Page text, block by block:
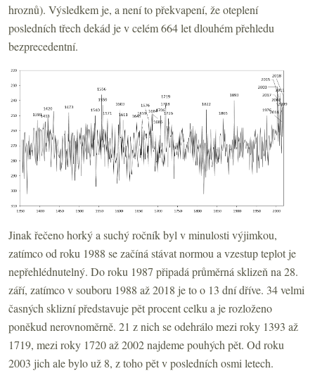
hroznů). Výsledkem je, a není to překvapení, že oteplení
posledních třech dekád je v celém 664 let dlouhém přehledu
bezprecedentní.
Jinak řečeno horký a suchý ročník byl v minulosti výjimkou,
zatímco od roku 1988 se začíná stávat normou a vzestup teplot je
nepřehlédnutelný. Do roku 1987 připadá průměrná sklizeň na 28.
září, zatímco v souboru 1988 až 2018 je to o 13 dní dříve. 34 velmi
časných sklizní představuje pět procent celku a je rozloženo
poněkud nerovnoměrně. 21 z nich se odehrálo mezi roky 1393 až
1719, mezi roky 1720 až 2002 najdeme pouhých pět. Od roku
2003 jich ale bylo už 8, z toho pět v posledních osmi letech.